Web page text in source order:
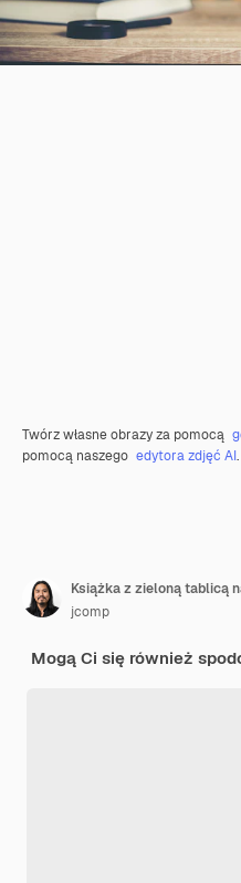
Twórz własne obrazy za pomocą
pomocą naszego edytora zdjęć AI.
Książka z zieloną tablicą
jcomp
Mogą Ci się również